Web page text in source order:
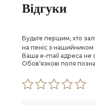
Відгуки
Будьте першим, хто
на пеніс з нашийником
Ваша e-mail адреса не
Обов’язкові поля